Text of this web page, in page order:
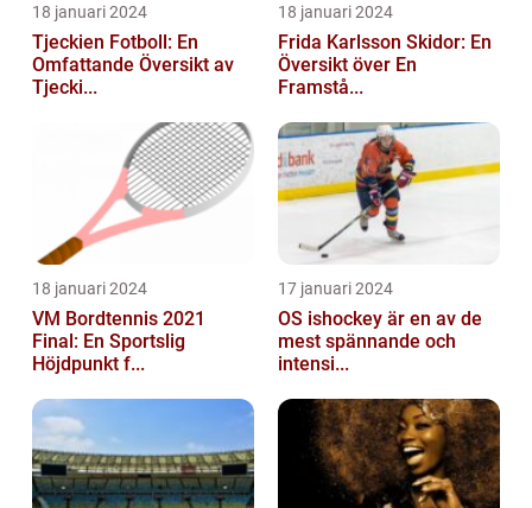
18 januari 2024
Tjeckien Fotboll: En
Omfattande Översikt av
Tjecki...
18 januari 2024
Frida Karlsson Skidor: En
Översikt över En
Framstå...
18 januari 2024
VM Bordtennis 2021
Final: En Sportslig
Höjdpunkt f...
17 januari 2024
OS ishockey är en av de
mest spännande och
intensi...